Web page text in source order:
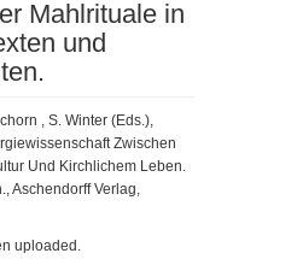
Mahlrituale in
und
, S. Winter (Eds.),
Zwischen
Und Kirchlichem Leben.
Aschendorff Verlag,
uploaded.